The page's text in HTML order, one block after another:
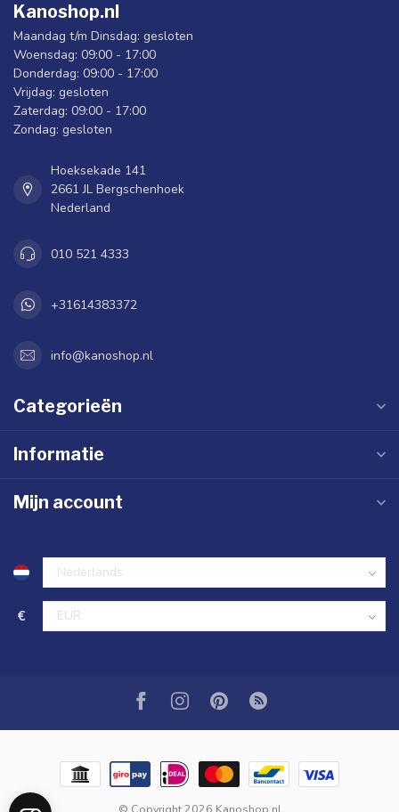
Kanoshop.nl
Maandag t/m Dinsdag: gesloten
Woensdag: 09:00 - 17:00
Donderdag: 09:00 - 17:00
Vrijdag: gesloten
Zaterdag: 09:00 - 17:00
Zondag: gesloten
Hoeksekade 141
2661 JL Bergschenhoek
Nederland
010 521 4333
+31614383372
info@kanoshop.nl
Categorieën
Informatie
Mijn account
€